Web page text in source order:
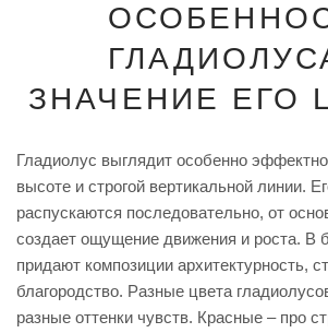
ЗНАЧЕНИЕ ЕГО
Гладиолус выглядит особенно
высоте и строгой вертикальной линии.
распускаются последовательно, от
создает ощущение движения и роста. В
придают композиции архитектурность,
благородство. Разные цвета
разные оттенки чувств. Красные – про